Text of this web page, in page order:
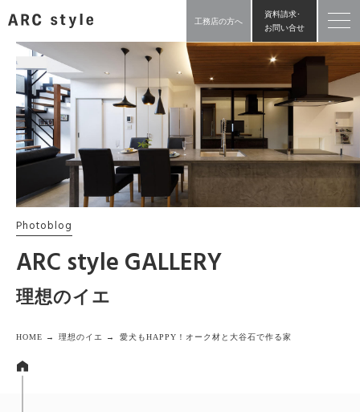
工務店の方へ
資料請求･
お問い合せ
Photoblog
ARC style GALLERY
理想のイエ
HOME → 理想のイエ → 愛犬もHAPPY！オーク材と大谷石で作る家